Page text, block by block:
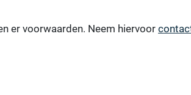
er voorwaarden. Neem hiervoor